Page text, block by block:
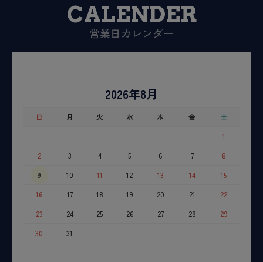
CALENDER
営業日カレンダー
2026年8月
日 月 火 水 木 金
土
1
2
3 4 5 6 7
8
9
10 11 12 13 14
15
16
17 18 19 20 21
22
23
24 25 26 27 28
29
30
31